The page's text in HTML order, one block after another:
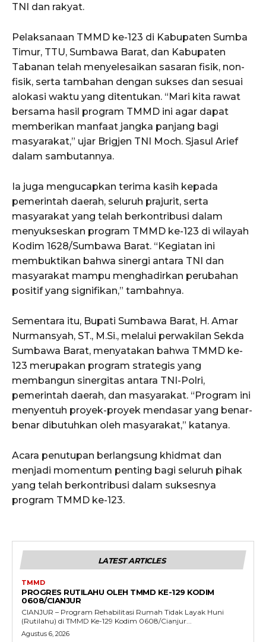
TNI dan rakyat.
Pelaksanaan TMMD ke-123 di Kabupaten Sumba
Timur, TTU, Sumbawa Barat, dan Kabupaten
Tabanan telah menyelesaikan sasaran fisik, non-
fisik, serta tambahan dengan sukses dan sesuai
alokasi waktu yang ditentukan. “Mari kita rawat
bersama hasil program TMMD ini agar dapat
memberikan manfaat jangka panjang bagi
masyarakat,” ujar Brigjen TNI Moch. Sjasul Arief
dalam sambutannya.
Ia juga mengucapkan terima kasih kepada
pemerintah daerah, seluruh prajurit, serta
masyarakat yang telah berkontribusi dalam
menyukseskan program TMMD ke-123 di wilayah
Kodim 1628/Sumbawa Barat. “Kegiatan ini
membuktikan bahwa sinergi antara TNI dan
masyarakat mampu menghadirkan perubahan
positif yang signifikan,” tambahnya.
Sementara itu, Bupati Sumbawa Barat, H. Amar
Nurmansyah, ST., M.Si., melalui perwakilan Sekda
Sumbawa Barat, menyatakan bahwa TMMD ke-
123 merupakan program strategis yang
membangun sinergitas antara TNI-Polri,
pemerintah daerah, dan masyarakat. “Program ini
menyentuh proyek-proyek mendasar yang benar-
benar dibutuhkan oleh masyarakat,” katanya.
Acara penutupan berlangsung khidmat dan
menjadi momentum penting bagi seluruh pihak
yang telah berkontribusi dalam suksesnya
program TMMD ke-123.
LATEST ARTICLES
TMMD
PROGRES RUTILAHU OLEH TMMD KE-129 KODIM
0608/CIANJUR
CIANJUR – Program Rehabilitasi Rumah Tidak Layak Huni
(Rutilahu) di TMMD Ke-129 Kodim 0608/Cianjur...
Agustus 6, 2026